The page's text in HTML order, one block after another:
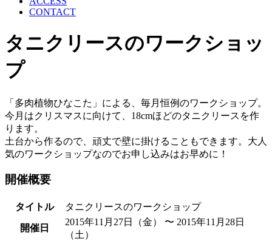
CONTACT
タニクリースのワークショッ
プ
「多肉植物ひなこた」による、毎月恒例のワークショップ。
今月はクリスマスに向けて、18cmほどのタニクリースを作
ります。
土台から作るので、頑丈で壁に掛けることもできます。大人
気のワークショップなのでお申し込みはお早めに！
開催概要
タイトル タニクリースのワークショップ
開催日
2015年11月27日（金） 〜 2015年11月28日
（土）